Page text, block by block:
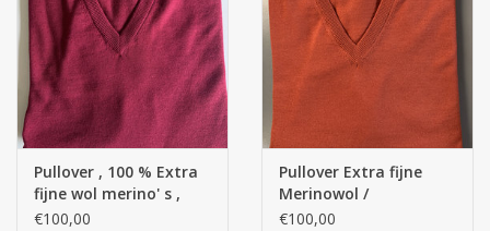
Pullover , 100 % Extra
fijne wol merino' s ,
Wijnrood / V- model
€100,00
Pullover Extra fijne
Merinowol /
Terracotta kleur
€100,00